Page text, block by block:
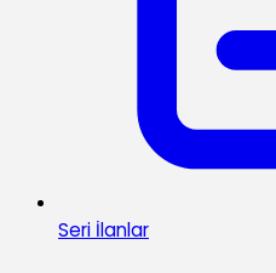
Seri İlanlar